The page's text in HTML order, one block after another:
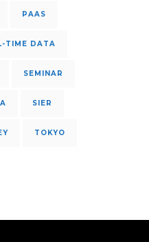
PAAS
TIME DATA
SEMINAR
SIER
TOKYO